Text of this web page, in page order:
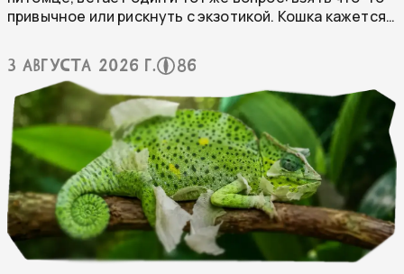
привычное или рискнуть с экзотикой. Кошка кажется
детства. А террариум с ящерицей или змеёй всё ещё
воспринимается как что-то на любителя.
3 августа 2026 г. 86